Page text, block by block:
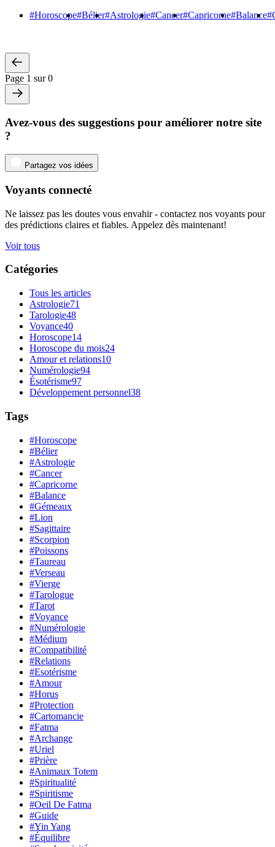
#Horoscope#Bélier#Astrologie#Cancer#Capricorne#Balance
Page 1 sur 0
Avez-vous des suggestions pour améliorer notre site
?
Partagez vos idées
Voyants connecté
Ne laissez pas les doutes vous envahir - contactez nos voyants pour
des prédictions claires et fiables. Appelez dès maintenant!
Voir tous
Catégories
Tous les articles
Astrologie71
Tarologie48
Voyance40
Horoscope14
Horoscope du mois24
Amour et relations10
Numérologie94
Ésotérisme97
Développement personnel38
Tags
#Horoscope
#Bélier
#Astrologie
#Cancer
#Capricorne
#Balance
#Gémeaux
#Lion
#Sagittaire
#Scorpion
#Poissons
#Taureau
#Verseau
#Vierge
#Tarologue
#Tarot
#Voyance
#Numérologie
#Médium
#Compatibilité
#Relations
#Esotérisme
#Amour
#Horus
#Protection
#Cartomancie
#Fatma
#Archange
#Uriel
#Prière
#Animaux Totem
#Spiritualité
#Spiritisme
#Oeil De Fatma
#Guide
#Yin Yang
#Équilibre